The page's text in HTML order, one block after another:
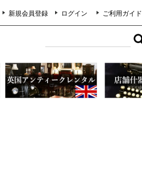
新規会員登録 ログイン ご利用ガイド